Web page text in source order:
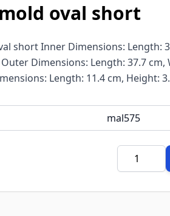
oval short
short Inner Dimensions: Length:
Dimensions: Length: 37.7 cm,
Length: 11.4 cm, Height:
mal575
Aantal